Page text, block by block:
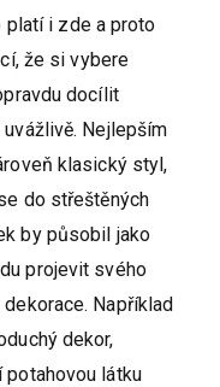
platí i zde a proto
že si vybere
docílit
Nejlepším
klasický styl,
do střeštěných
by působil jako
projevit svého
Například
dekor,
potahovou látku